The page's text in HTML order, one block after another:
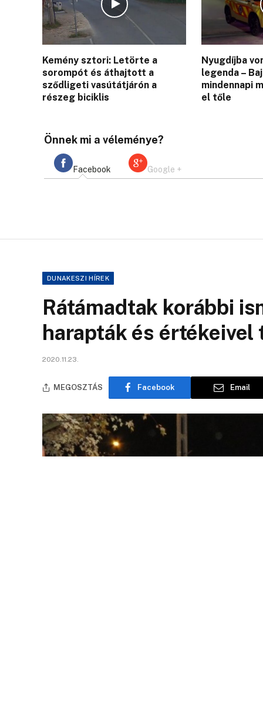
Kemény sztori: Letörte a
sorompót és áthajtott a
sződligeti vasútátjárón a
részeg biciklis
Nyugdíjba
legenda –
mindennapi
el tőle
Önnek mi a véleménye?
Facebook Google +
DUNAKESZI HÍREK
Rátámadtak korábbi
harapták és értékeivel
2020.11.23.
MEGOSZTÁS Facebook Email